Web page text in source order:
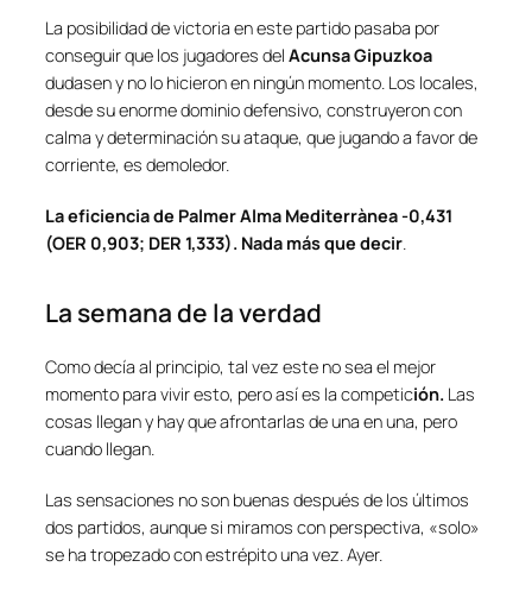
La posibilidad de victoria en este partido pasaba por
conseguir que los jugadores del Acunsa Gipuzkoa
dudasen y no lo hicieron en ningún momento. Los locales,
desde su enorme dominio defensivo, construyeron con
calma y determinación su ataque, que jugando a favor de
corriente, es demoledor.
La eficiencia de Palmer Alma Mediterrànea -0,431
(OER 0,903; DER 1,333). Nada más que decir.
La semana de la verdad
Como decía al principio, tal vez este no sea el mejor
momento para vivir esto, pero así es la competición. Las
cosas llegan y hay que afrontarlas de una en una, pero
cuando llegan.
Las sensaciones no son buenas después de los últimos
dos partidos, aunque si miramos con perspectiva, «solo»
se ha tropezado con estrépito una vez. Ayer.